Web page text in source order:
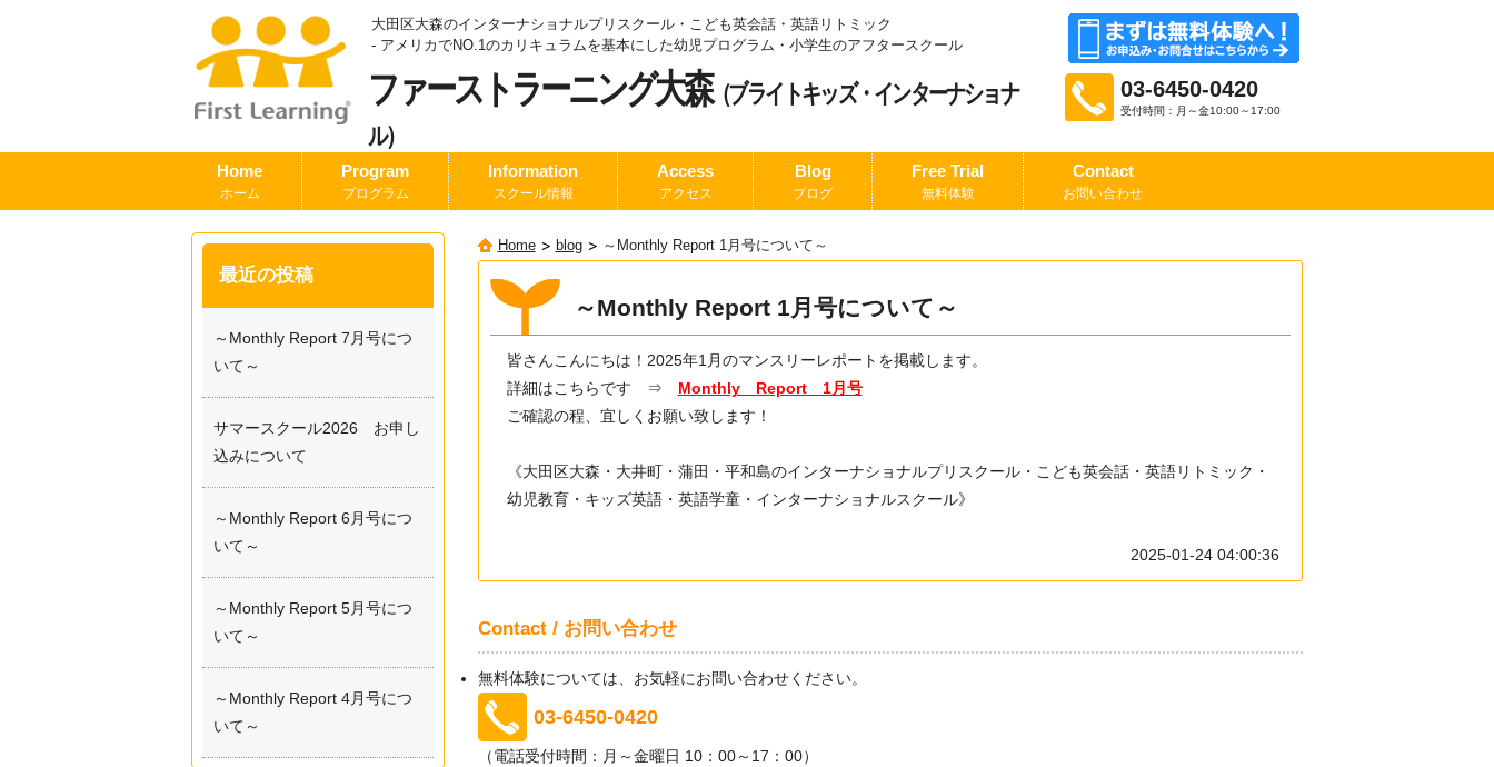
大田区大森のインターナショナルプリスクール・こども英会話・英語リトミック
- アメリカでNO.1のカリキュラムを基本にした幼児プログラム ・小学生のアフタースクール
ファーストラーニング大森（ブライトキッズ・インターナショナ
ル）
03-6450-0420
受付時間：月～金10:00～17:00
Home
ホーム
Program
プログラム
Information
スクール情報
Access
アクセス
Blog
ブログ
Free Trial
無料体験
Contact
お問い合わせ
Home blog ～Monthly Report 1月号について～
～Monthly Report 1月号について～
皆さんこんにちは！2025年1月のマンスリーレポートを掲載します。
詳細はこちらです ⇒
Monthly Report 1月号
ご確認の程、宜しくお願い致します！
《大田区大森・大井町・蒲田・平和島のインターナショナルプリスクール・こども英会話・英語リトミック・
幼児教育・キッズ英語・英語学童・インターナショナルスクール》
2025-01-24 04:00:36
Contact / お問い合わせ
無料体験については、お気軽にお問い合わせください。
03-6450-0420
（電話受付時間：月～金曜日 10：00～17：00）
最近の投稿
～Monthly Report 7月号につ
いて～
サマースクール2026 お申し
込みについて
～Monthly Report 6月号につ
いて～
～Monthly Report 5月号につ
いて～
～Monthly Report 4月号につ
いて～